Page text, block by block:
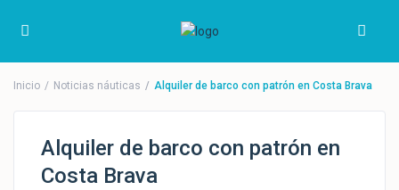
Inicio Noticias náuticas Alquiler de barco con patrón en Costa Brava
Alquiler de barco con patrón en
Costa Brava